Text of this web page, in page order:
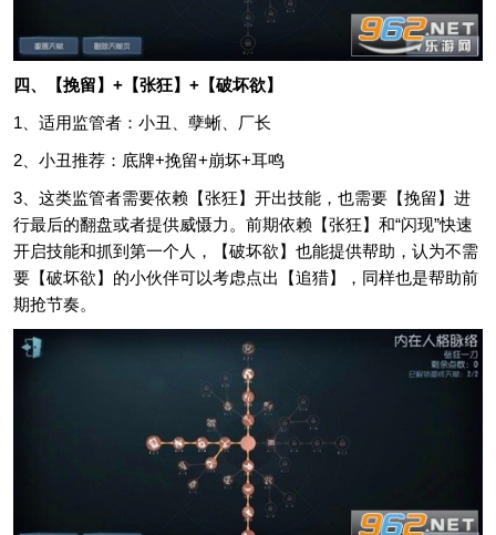
四、【挽留】+【张狂】+【破坏欲】
1、适用监管者：小丑、孽蜥、厂长
2、小丑推荐：底牌+挽留+崩坏+耳鸣
3、这类监管者需要依赖【张狂】开出技能，也需要【挽留】进
行最后的翻盘或者提供威慑力。前期依赖【张狂】和“闪现”快速
开启技能和抓到第一个人，【破坏欲】也能提供帮助，认为不需
要【破坏欲】的小伙伴可以考虑点出【追猎】，同样也是帮助前
期抢节奏。